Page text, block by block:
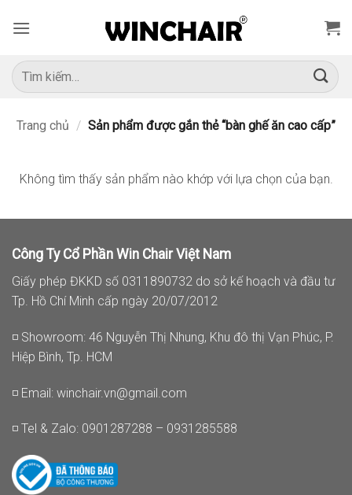
qua
dung
Tìm
kiếm:
Trang chủ / Sản phẩm được gắn thẻ “bàn ghế ăn cao cấp”
Không tìm thấy sản phẩm nào khớp với lựa chọn của bạn.
Công Ty Cổ Phần Win Chair Việt Nam
Giấy phép ĐKKD số 0311890732 do sở kế hoạch và đầu tư
Tp. Hồ Chí Minh cấp ngày 20/07/2012
◽ Showroom: 46 Nguyễn Thị Nhung, Khu đô thị Vạn Phúc, P.
Hiệp Bình, Tp. HCM
◽ Email: winchair.vn@gmail.com
◽ Tel & Zalo: 0901287288 – 0931285588